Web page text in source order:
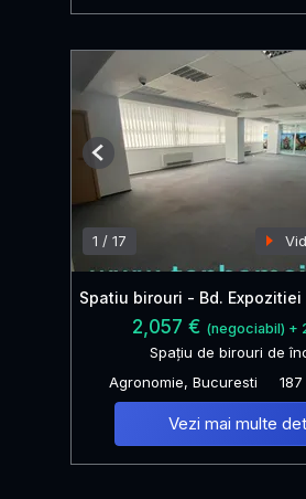
1 / 17
Previous
Spatiu birouri - Bd.
2,057 € (negociabil) +
Spațiu de birouri de
Agronomie, Bucuresti
Vezi mai multe